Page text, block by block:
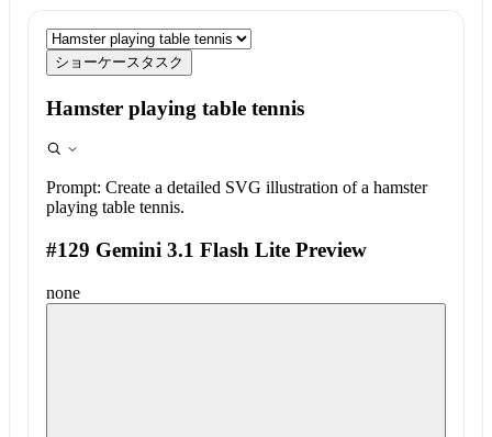
ショーケースタスク
Hamster playing table tennis
Prompt: Create a detailed SVG illustration of a hamster
playing table tennis.
#129 Gemini 3.1 Flash Lite Preview
none